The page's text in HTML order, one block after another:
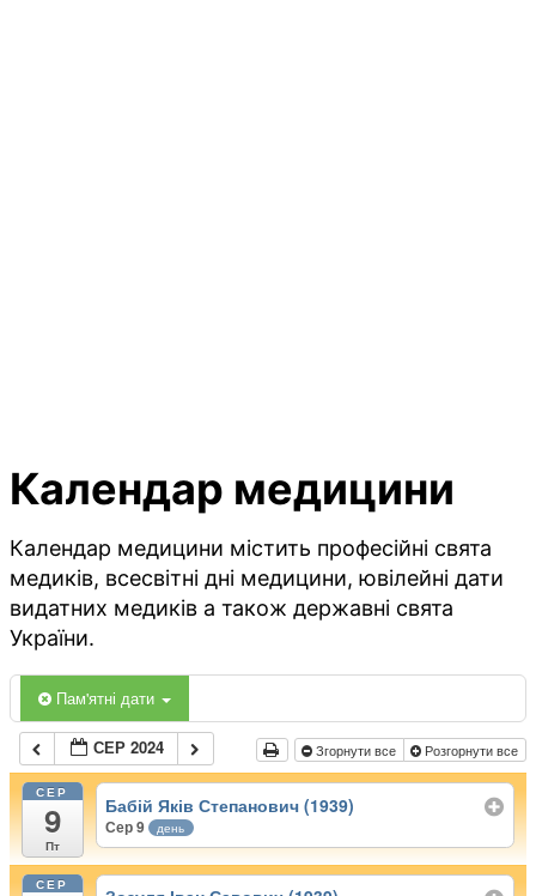
Календар медицини
Календар медицини містить професійні свята
медиків, всесвітні дні медицини, ювілейні дати
видатних медиків а також державні свята
України.
Пам'ятні дати
СЕР 2024 Згорнути все Розгорнути все
СЕР
9
Пт
Бабій Яків Степанович (1939)
Сер 9 день
СЕР